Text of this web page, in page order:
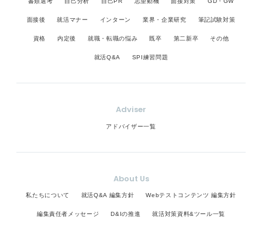
面接後 就活マナー インターン 業界・企業研究 筆記試験対策
資格 内定後 就職・転職の悩み 既卒 第二新卒 その他
就活Q&A SPI練習問題
Adviser
アドバイザー一覧
About Us
私たちについて 就活Q&A 編集方針 Webテストコンテンツ 編集方針
編集責任者メッセージ D&Iの推進 就活対策資料&ツール一覧